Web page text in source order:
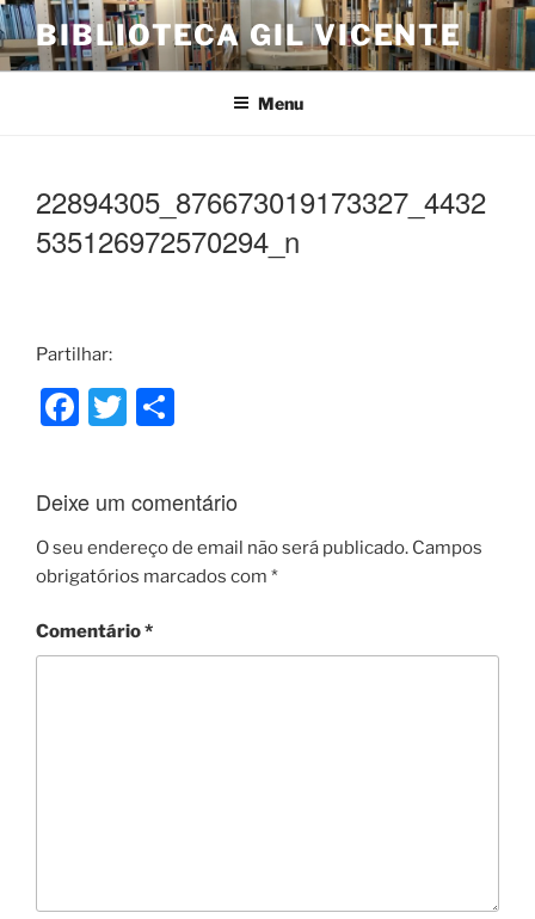
Saltar
para
o
BIBLIOTECA GIL VICENTE
Menu
22894305_876673019173327_4432
535126972570294_n
Partilhar:
F
e
b
o
o
T
er
ar
e
Deixe um comentário
O seu endereço de email não será publicado. Campos
obrigatórios marcados com *
Comentário*